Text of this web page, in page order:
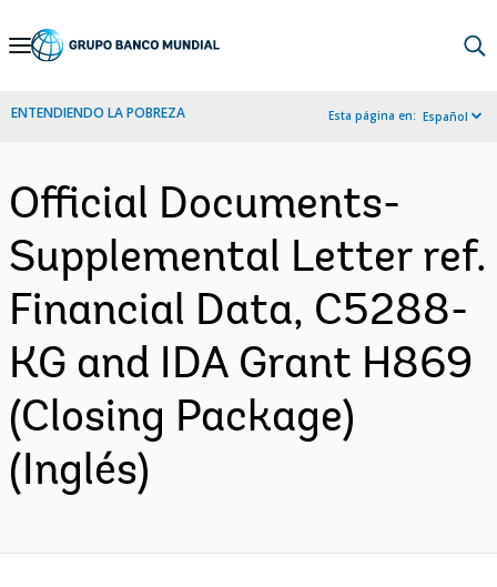
Skip
Navigation
ENTENDIENDO LA POBREZA Esta página en: Español
Official Documents-
Supplemental Letter ref.
Financial Data, C5288-
KG and IDA Grant H869
(Closing Package)
(Inglés)